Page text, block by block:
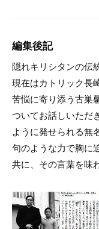
編集後記
隠れキリシタンの伝
現在はカトリック長
苦悩に寄り添う古巣
ついてお話しいただ
ように発せられる無
句のような力で胸に
共に、その言葉を味